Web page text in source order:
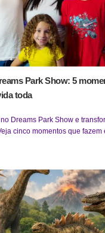
Park Show: 5
toda
Dreams Park Show e
cinco momentos que fazem